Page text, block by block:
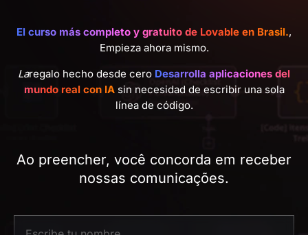
El curso más completo y gratuito de Lovable en Brasil.,
Empieza ahora mismo.
Laregalo hecho desde cero Desarrolla aplicaciones del
mundo real con IAsin necesidad de escribir una sola
línea de código.
Ao preencher, você concorda em receber
nossas comunicações.